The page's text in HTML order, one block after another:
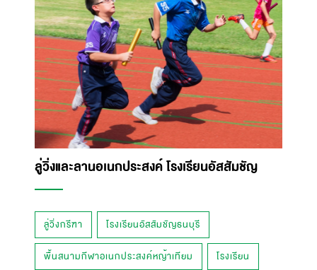
ลู่วิ่งและลานอเนกประสงค์ โรงเรียนอัสสัมชัญ
ลู่วิ่งกรีฑา โรงเรียนอัสสัมชัญธนบุรี
พื้นสนามกีฬาอเนกประสงค์หญ้าเทียม โรงเรียน